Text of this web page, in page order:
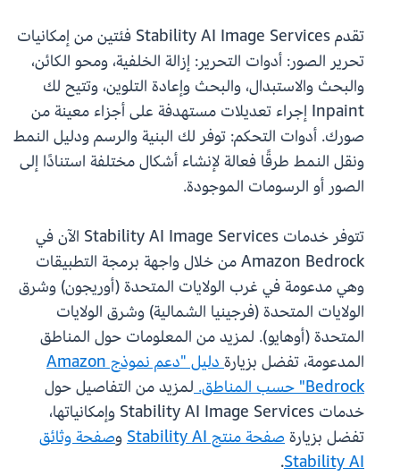
تقدم Stability AI Image Services فئتين من إمكانيات
تحرير الصور: أدوات التحرير: إزالة الخلفية، ومحو الكائن،
والبحث والاستبدال، والبحث وإعادة التلوين، وتتيح لك
Inpaint إجراء تعديلات مستهدفة على أجزاء معينة من
صورك. أدوات التحكم: توفر لك البنية والرسم ودليل النمط
ونقل النمط طرقًا فعالة لإنشاء أشكال مختلفة استنادًا إلى
الصور أو الرسومات الموجودة.
تتوفر خدمات Stability AI Image Services الآن في
Amazon Bedrock من خلال واجهة برمجة التطبيقات
وهي مدعومة في غرب الولايات المتحدة (أوريجون) وشرق
الولايات المتحدة (فرجينيا الشمالية) وشرق الولايات
المتحدة (أوهايو). لمزيد من المعلومات حول المناطق
المدعومة، تفضل بزيارة
دليل "دعم نموذج Amazon
Bedrock" حسب المناطق.
لمزيد من التفاصيل حول
خدمات Stability AI Image Services وإمكانياتها،
تفضل بزيارةصفحة منتج Stability AI وصفحة وثائق
Stability AI
.